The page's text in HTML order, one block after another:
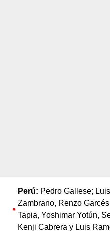
Perú: Pedro Gallese;
Zambrano, Renzo
Tapia, Yoshimar Yotún,
Kenji Cabrera y Luis